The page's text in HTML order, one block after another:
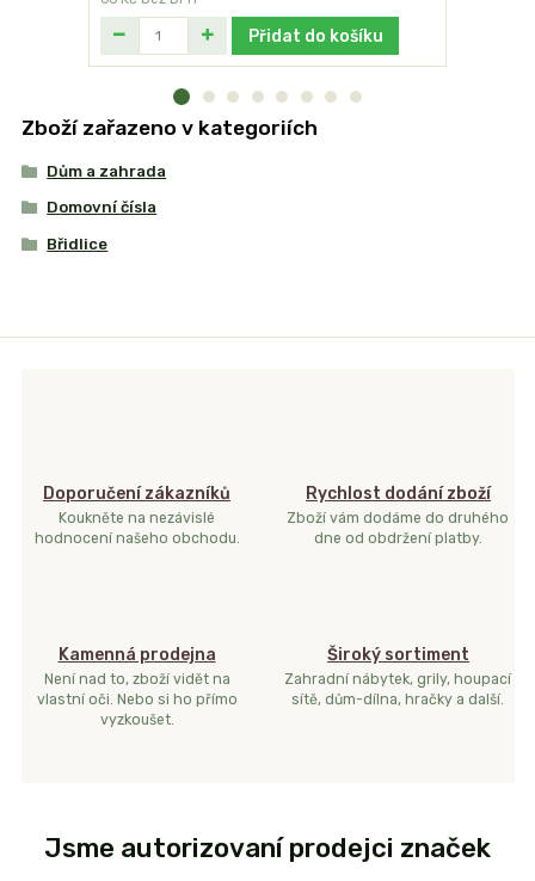
Přidat do košíku
Zboží zařazeno v kategoriích
Dům a zahrada
Domovní čísla
Břidlice
Doporučení zákazníků
Koukněte na nezávislé
hodnocení našeho obchodu.
Rychlost dodání zboží
Zboží vám dodáme do druhého
dne od obdržení platby.
Kamenná prodejna
Není nad to, zboží vidět na
vlastní oči. Nebo si ho přímo
vyzkoušet.
Široký sortiment
Zahradní nábytek, grily, houpací
sítě, dům-dílna, hračky a další.
Jsme autorizovaní prodejci značek